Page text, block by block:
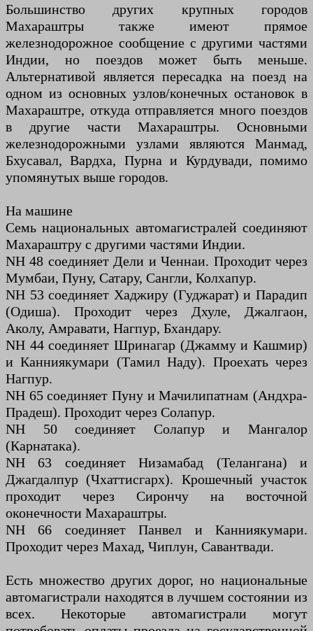
Большинство других крупных городов
Махараштры также имеют прямое
железнодорожное сообщение с другими частями
Индии, но поездов может быть меньше.
Альтернативой является пересадка на поезд на
одном из основных узлов/конечных остановок в
Махараштре, откуда отправляется много поездов
в другие части Махараштры. Основными
железнодорожными узлами являются Манмад,
Бхусавал, Вардха, Пурна и Курдувади, помимо
упомянутых выше городов.
На машине
Семь национальных автомагистралей соединяют
Махараштру с другими частями Индии.
NH 48 соединяет Дели и Ченнаи. Проходит через
Мумбаи, Пуну, Сатару, Сангли, Колхапур.
NH 53 соединяет Хаджиру (Гуджарат) и Парадип
(Одиша). Проходит через Дхуле, Джалгаон,
Аколу, Амравати, Нагпур, Бхандару.
NH 44 соединяет Шринагар (Джамму и Кашмир)
и Канниякумари (Тамил Наду). Проехать через
Нагпур.
NH 65 соединяет Пуну и Мачилипатнам (Андхра-
Прадеш). Проходит через Солапур.
NH 50 соединяет Солапур и Мангалор
(Карнатака).
NH 63 соединяет Низамабад (Телангана) и
Джагдалпур (Чхаттисгарх). Крошечный участок
проходит через Сирончу на восточной
оконечности Махараштры.
NH 66 соединяет Панвел и Канниякумари.
Проходит через Махад, Чиплун, Савантвади.
Есть множество других дорог, но национальные
автомагистрали находятся в лучшем состоянии из
всех. Некоторые автомагистрали могут